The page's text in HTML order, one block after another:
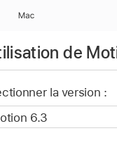
Mac
de
la version :